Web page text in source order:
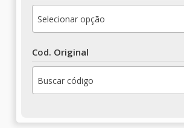
Selecionar opção
Cod. Original
Buscar código